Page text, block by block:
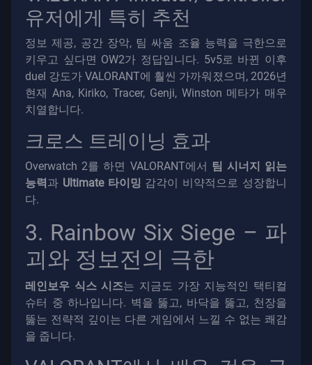
유저에게 특히 추천
정보 제공, 공간 장악, 팀 싸움 조율 능력을 극한으로
키우고 싶다면 OW2가 정답입니다. 5v5로 바뀐 이후
duel 강도가 VALORANT에 훨씬 가까워졌으며, 2026년
현재 Ana, Kiriko, Tracer, Genji, Winston 메타가 매우
치열합니다.
크로스 트레이닝 효과
Overwatch 2를 하면 VALORANT에서 팀 시너지 읽는
능력 과 Ultimate 타이밍 감각이 비약적으로 성장합니
다.
3. Rainbow Six Siege – 파
괴와 정보전의 극한
레인보우 식스 시즈는 지금도 가장 지능적인 택티컬
슈터 중 하나입니다. 벽을 뚫고, 바닥을 뚫고, 천장을
뚫는 전략적 깊이는 다른 게임에서 느낄 수 없는 쾌감
을 줍니다.